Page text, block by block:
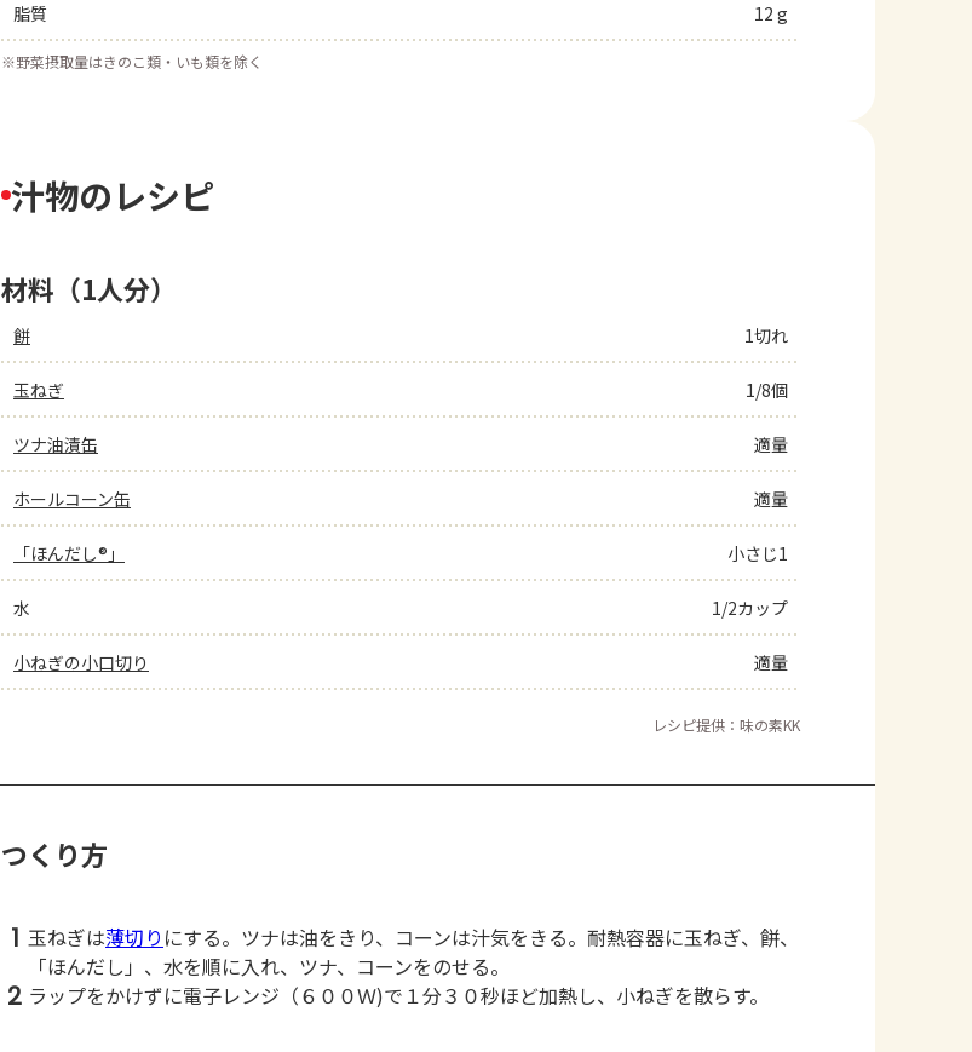
脂質 12 g
※野菜摂取量はきのこ類・いも類を除く
汁物のレシピ
材料（1人分）
餅 1切れ
玉ねぎ 1/8個
ツナ油漬缶 適量
ホールコーン缶 適量
「ほんだし®」 小さじ1
水 1/2カップ
小ねぎの小口切り 適量
レシピ提供：味の素KK
つくり方
1 玉ねぎは薄切り にする。ツナは油をきり、コーンは汁気をきる。耐熱容器に玉ねぎ、餅、
「ほんだし」、水を順に入れ、ツナ、コーンをのせる。
2 ラップをかけずに電子レンジ（６００Ｗ)で１分３０秒ほど加熱し、小ねぎを散らす。